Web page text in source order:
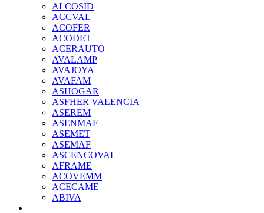
ALCOSID
ACCVAL
ACOFER
ACODET
ACERAUTO
AVALAMP
AVAJOYA
AVAFAM
ASHOGAR
ASFHER VALENCIA
ASEREM
ASENMAF
ASEMET
ASEMAF
ASCENCOVAL
AFRAME
ACOVEMM
ACECAME
ABIVA